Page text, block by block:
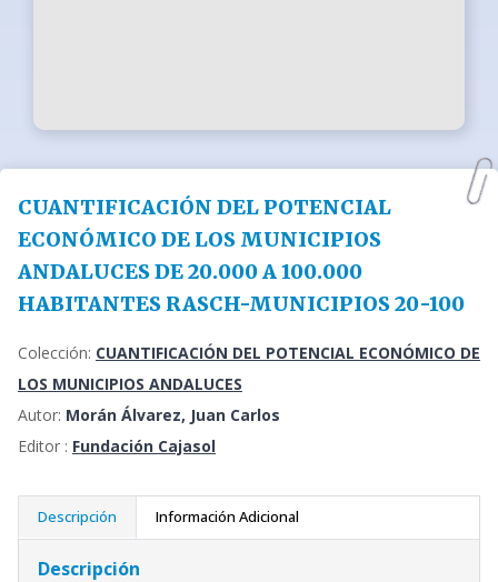
CUANTIFICACIÓN DEL POTENCIAL
ECONÓMICO DE LOS MUNICIPIOS
ANDALUCES DE 20.000 A 100.000
HABITANTES RASCH-MUNICIPIOS 20-100
Colección: CUANTIFICACIÓN DEL POTENCIAL ECONÓMICO DE
LOS MUNICIPIOS ANDALUCES
Autor: Morán Álvarez, Juan Carlos
Editor : Fundación Cajasol
Descripción Información Adicional
Descripción